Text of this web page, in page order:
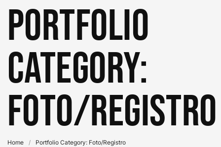
Portfolio
Category:
Foto/Registro
Home / Portfolio Category: Foto/Registro